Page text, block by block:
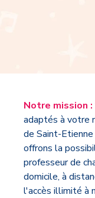
Notre mission :
adaptés à votre
de Saint-
offrons la
professeur de
domicile, à
l'accès illimité à